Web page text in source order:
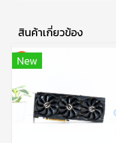
สินค้าเกี่ยวข้อง
New